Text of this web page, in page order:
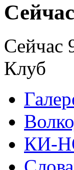
Сейчас
Клуб
КИ-